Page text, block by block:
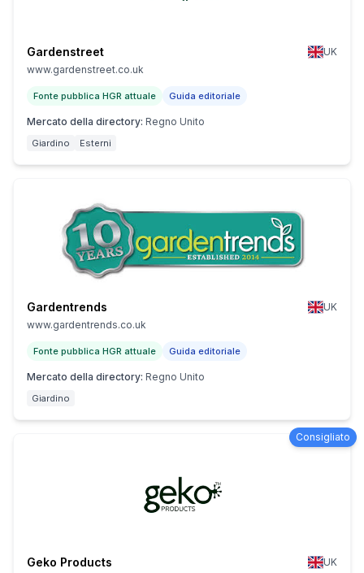
Gardenstreet
UK
www.gardenstreet.co.uk
Fonte pubblica HGR attuale Guida editoriale
Mercato della directory: Regno Unito
Giardino Esterni
Gardentrends
UK
www.gardentrends.co.uk
Fonte pubblica HGR attuale Guida editoriale
Mercato della directory: Regno Unito
Giardino
Consigliato
Geko Products
UK